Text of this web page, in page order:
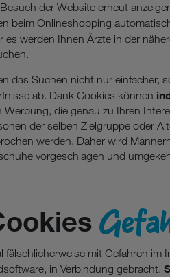
der Website erneut
beim Onlineshopping
es werden Ihnen Ärzte in der
das Suchen nicht nur einfacher,
ab. Dank Cookies können
die genau zu Ihren
der selben Zielgruppe oder
werden. Daher wird
vorgeschlagen und
mit Gefahren im
in Verbindung gebracht.